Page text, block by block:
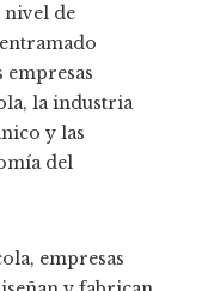
de
empresas
la industria
y las
del
empresas